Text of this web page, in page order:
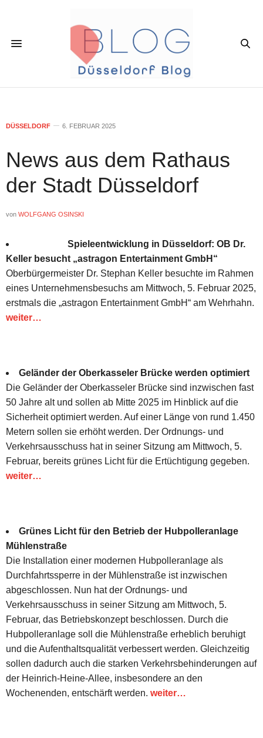
DÜSSELDORF 6. FEBRUAR 2025
News aus dem Rathaus
der Stadt Düsseldorf
von WOLFGANG OSINSKI
Spieleentwicklung in Düsseldorf: OB Dr.
Keller besucht „astragon Entertainment GmbH“
Oberbürgermeister Dr. Stephan Keller besuchte im Rahmen
eines Unternehmensbesuchs am Mittwoch, 5. Februar 2025,
erstmals die „astragon Entertainment GmbH“ am Wehrhahn.
weiter…
Geländer der Oberkasseler Brücke werden optimiert
Die Geländer der Oberkasseler Brücke sind inzwischen fast
50 Jahre alt und sollen ab Mitte 2025 im Hinblick auf die
Sicherheit optimiert werden. Auf einer Länge von rund 1.450
Metern sollen sie erhöht werden. Der Ordnungs- und
Verkehrsausschuss hat in seiner Sitzung am Mittwoch, 5.
Februar, bereits grünes Licht für die Ertüchtigung gegeben.
weiter…
Grünes Licht für den Betrieb der Hubpolleranlage
Mühlenstraße
Die Installation einer modernen Hubpolleranlage als
Durchfahrtssperre in der Mühlenstraße ist inzwischen
abgeschlossen. Nun hat der Ordnungs- und
Verkehrsausschuss in seiner Sitzung am Mittwoch, 5.
Februar, das Betriebskonzept beschlossen. Durch die
Hubpolleranlage soll die Mühlenstraße erheblich beruhigt
und die Aufenthaltsqualität verbessert werden. Gleichzeitig
sollen dadurch auch die starken Verkehrsbehinderungen auf
der Heinrich-Heine-Allee, insbesondere an den
Wochenenden, entschärft werden. weiter…